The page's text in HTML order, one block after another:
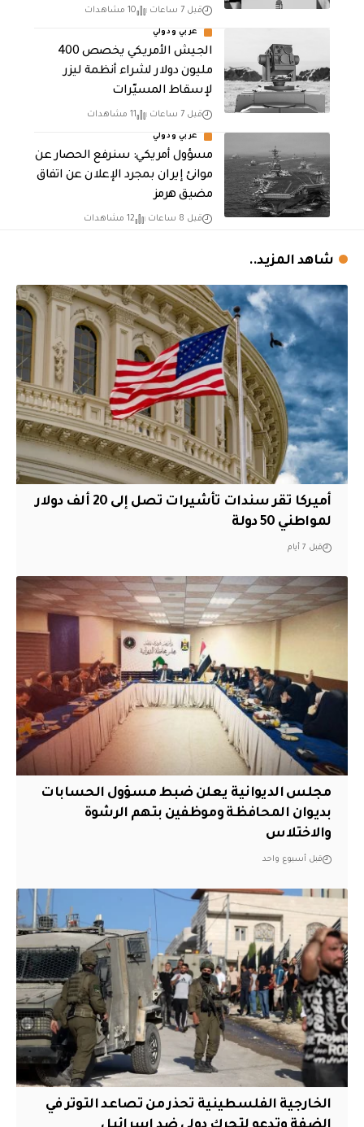
قبل 7 ساعات 10 مشاهدات
عربي ودولي
الجيش الأمريكي يخصص 400
مليون دولار لشراء أنظمة ليزر
لإسقاط المسيّرات
قبل 7 ساعات 11 مشاهدات
عربي ودولي
مسؤول أمريكي: سنرفع الحصار عن
موانئ إيران بمجرد الإعلان عن اتفاق
مضيق هرمز
قبل 8 ساعات 12 مشاهدات
شاهد المزيد..
أميركا تقر سندات تأشيرات تصل إلى 20 ألف دولار
لمواطني 50 دولة
قبل 7 أيام
مجلس الديوانية يعلن ضبط مسؤول الحسابات
بديوان المحافظة وموظفين بتهم الرشوة
والاختلاس
قبل أسبوع واحد
الخارجية الفلسطينية تحذر من تصاعد التوتر في